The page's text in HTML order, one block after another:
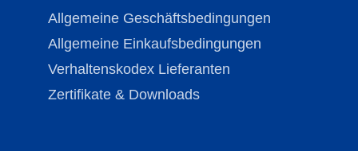
Allgemeine Geschäftsbedingungen
Allgemeine Einkaufsbedingungen
Verhaltenskodex Lieferanten
Zertifikate & Downloads